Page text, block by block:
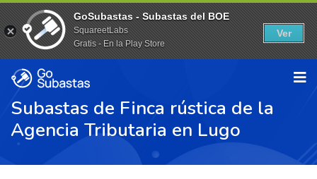
Subastas de Finca rústica de la
Agencia Tributaria en Lugo
GoSubastas - Subastas del BOE
SquareetLabs
Gratis - En la Play Store
Ver